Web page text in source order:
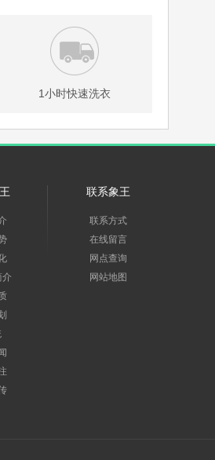
1小时快速洗衣
介
联系象王
联系方式
在线留言
网点查询
网站地图